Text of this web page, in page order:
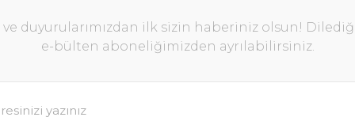
ve duyurularımızdan ilk sizin haberiniz olsun!
e-bülten aboneliğimizden ayrılabilirsiniz.